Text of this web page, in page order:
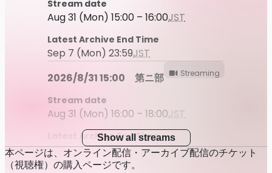
Stream date
Aug 31 (Mon) 15:00 – 16:00JST
Latest Archive End Time
Sep 7 (Mon) 23:59JST
2026/8/31 15:00 第ニ部
Streaming
Stream date
Aug 31 (Mon) 16:00 – 18:00JST
Latest Archive End Time
Sep 7 (Mon) 23:59JST
Show all streams
本ページは、オンライン配信・アーカイブ配信のチケット
（視聴権）の購入ページです。